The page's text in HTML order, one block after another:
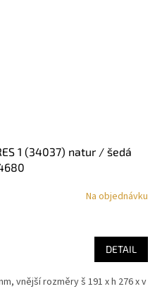
Na objednávku
DETAIL
vnější rozměry š 191 x h 276 x v